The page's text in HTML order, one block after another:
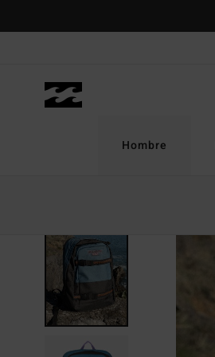
producto
Hombre